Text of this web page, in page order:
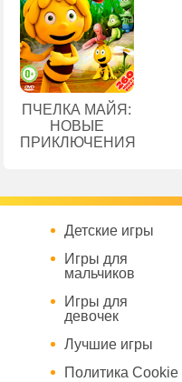
ПЧЕЛКА МАЙЯ:
НОВЫЕ
ПРИКЛЮЧЕНИЯ
Детские игры
Игры для
мальчиков
Игры для
девочек
Лучшие игры
Политика Cookie